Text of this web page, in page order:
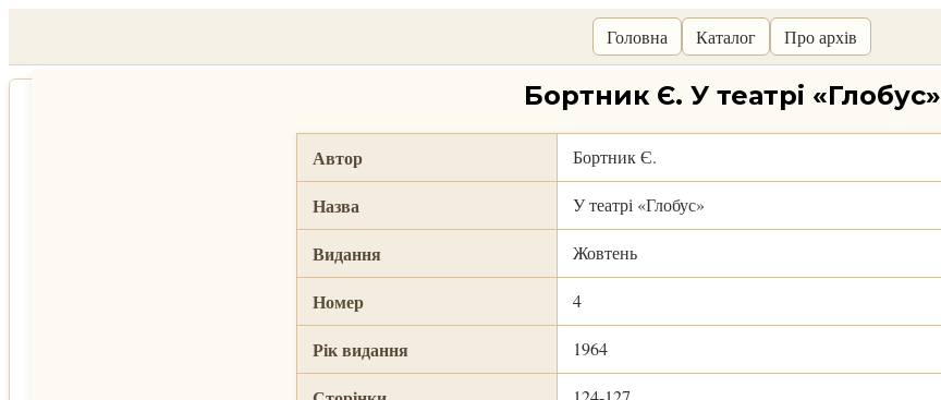
Головна Каталог Про архів
Бортник Є. У театрі «Глобус»
Автор Бортник Є.
Назва У театрі «Глобус»
Видання Жовтень
Номер 4
Рік видання 1964